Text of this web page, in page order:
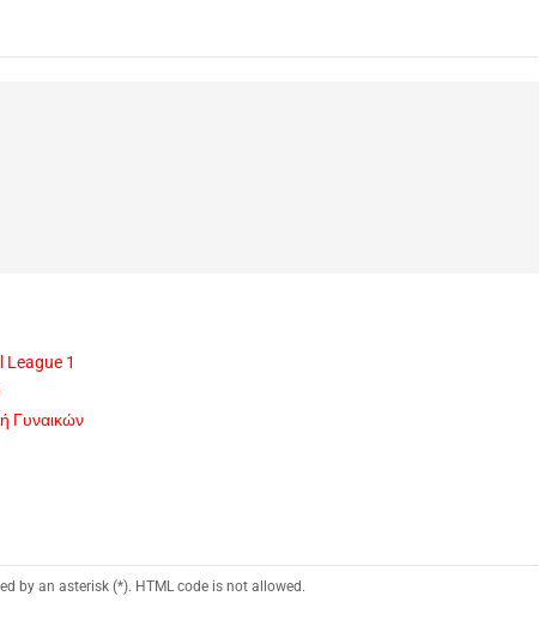
League 1
Γυναικών
by an asterisk (*). HTML code is not allowed.